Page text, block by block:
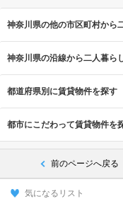
神奈川県の他の市区町村から
神奈川県の沿線から二人暮ら
都道府県別に賃貸物件を探す
都市にこだわって賃貸物件を
前のページへ戻る
気になるリスト